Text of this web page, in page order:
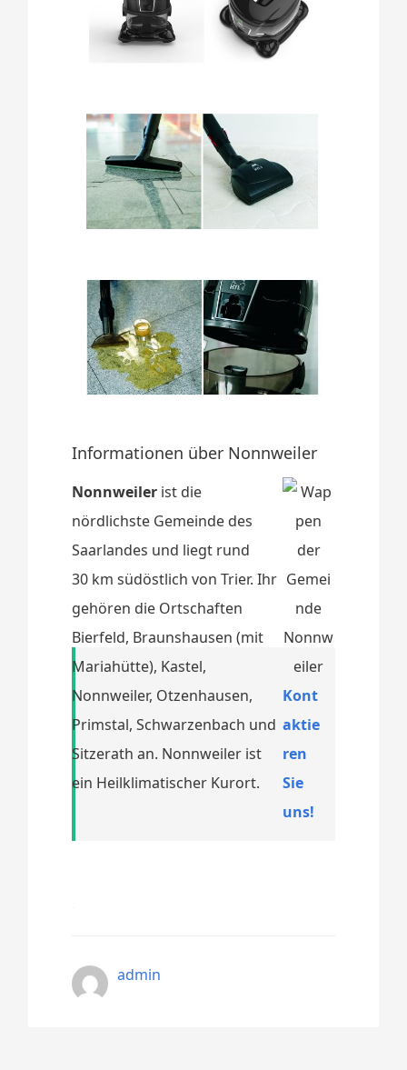
Informationen über Nonnweiler
Nonnweiler ist die
nördlichste Gemeinde des
Saarlandes und liegt rund
30 km südöstlich von Trier. Ihr
gehören die Ortschaften
Bierfeld, Braunshausen (mit
Mariahütte), Kastel,
Nonnweiler, Otzenhausen,
Primstal, Schwarzenbach und
Sitzerath an. Nonnweiler ist
ein Heilklimatischer Kurort.
Kont
aktie
ren
Sie
uns!
admin